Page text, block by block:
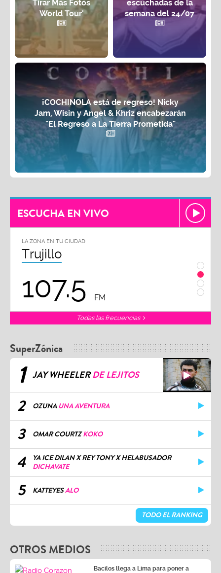
Tirar Más Fotos
World Tour'
escuchadas de la
semana del 24/07
¡COCHINOLA está de regreso! Nicky
Jam, Wisin y Angel & Khriz encabezarán
"El Regreso a La Tierra Prometida"
ESCUCHA EN VIVO
LA ZONA EN TU CIUDAD
Trujillo
107.5 FM
Todas las frecuencias
SuperZónica
1 JAY WHEELERDE LEJITOS
2 OZUNA UNA AVENTURA
3 OMAR COURTZKOKO
4
YA ICE DILAN X REY TONY X HELABUSADOR
DICHAVATE
5 KATTEYESALO
TODO EL RANKING
OTROS MEDIOS
Bacilos llega a Lima para poner a